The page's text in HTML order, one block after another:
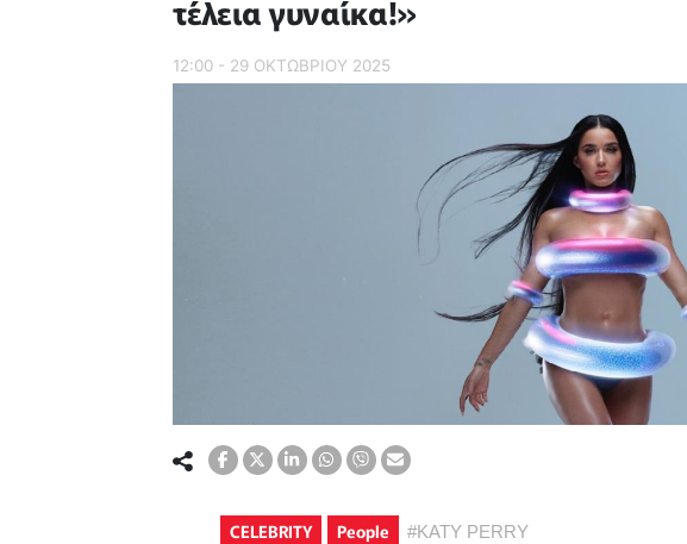
τέλεια γυναίκα!»
12:00 - 29 ΟΚΤΩΒΡΙΟΥ 2025
CELEBRITY People #KATY PERRY